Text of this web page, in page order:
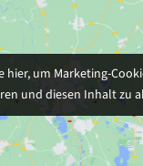
hier, um Marketing-
und diesen Inhalt zu